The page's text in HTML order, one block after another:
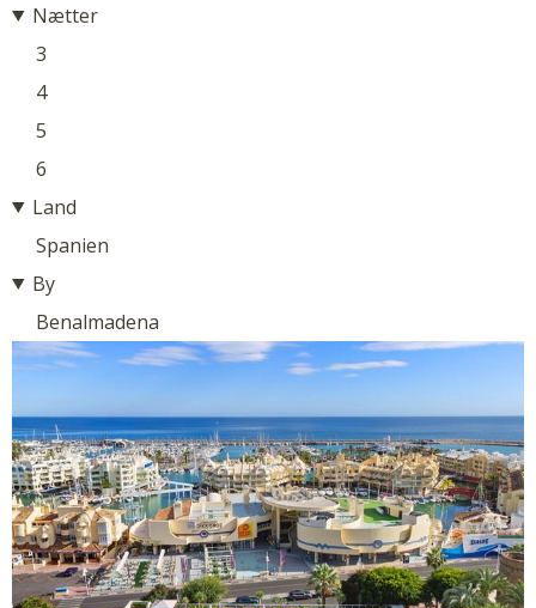
Nætter
3
4
5
6
Land
Spanien
By
Benalmadena